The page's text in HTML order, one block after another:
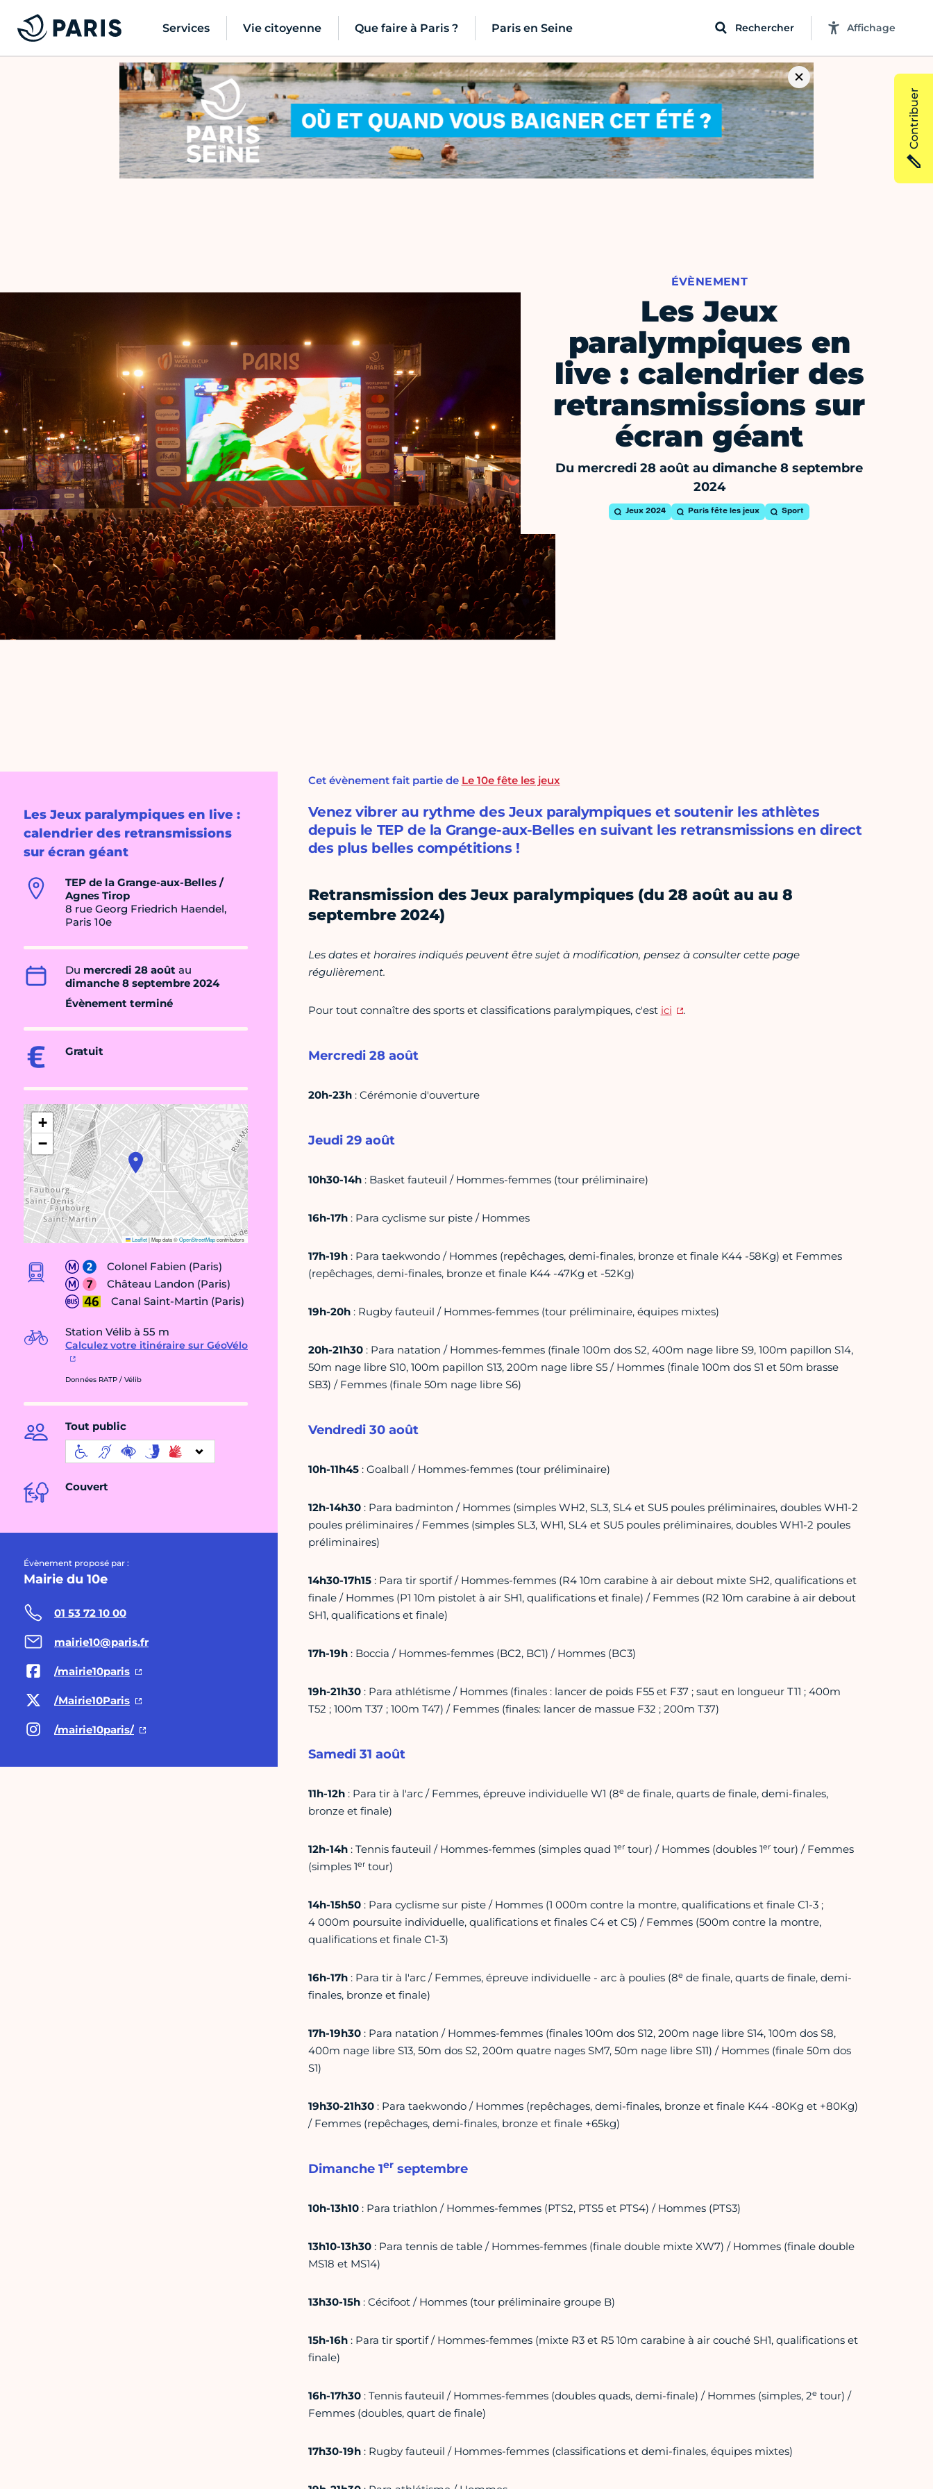
Services Vie citoyenne Que faire à Paris ? Paris en Seine Rechercher Affichage
ÉVÈNEMENT
Les Jeux
paralympiques en
live : calendrier des
retransmissions sur
écran géant
Du mercredi 28 août au dimanche 8 septembre
2024
Jeux 2024 Paris fête les jeux Sport
Les Jeux paralympiques en live :
calendrier des retransmissions
sur écran géant
TEP de la Grange-aux-Belles /
Agnes Tirop
8 rue Georg Friedrich Haendel,
Paris 10e
Du mercredi 28 août au
dimanche 8 septembre 2024
Évènement terminé
Gratuit
+
−
Leaflet|Map data ©OpenStreetMapcontributors
Colonel Fabien (Paris)
Château Landon (Paris)
Canal Saint-Martin (Paris)
Station Vélib à 55 m
Calculez votre itinéraire sur GéoVélo
Données RATP / Vélib
Tout public
Couvert
Évènement proposé par :
Mairie du 10e
01 53 72 10 00
mairie10@paris.fr
/mairie10paris
/Mairie10Paris
/mairie10paris/
Cet évènement fait partie de Le 10e fête les jeux
Venez vibrer au rythme des Jeux paralympiques et soutenir les athlètes
depuis le TEP de la Grange-aux-Belles en suivant les retransmissions en direct
des plus belles compétitions !
Retransmission des Jeux paralympiques (du 28 août au au 8
septembre 2024)
Les dates et horaires indiqués peuvent être sujet à modification, pensez à consulter cette page
régulièrement.
Pour tout connaître des sports et classifications paralympiques, c'est ici .
Mercredi 28 août
20h-23h: Cérémonie d'ouverture
Jeudi 29 août
10h30-14h: Basket fauteuil / Hommes-femmes (tour préliminaire)
16h-17h: Para cyclisme sur piste / Hommes
17h-19h: Para taekwondo / Hommes (repêchages, demi-finales, bronze et finale K44 -58Kg) et Femmes
(repêchages, demi-finales, bronze et finale K44 -47Kg et -52Kg)
19h-20h: Rugby fauteuil / Hommes-femmes (tour préliminaire, équipes mixtes)
20h-21h30: Para natation / Hommes-femmes (finale 100m dos S2, 400m nage libre S9, 100m papillon S14,
50m nage libre S10, 100m papillon S13, 200m nage libre S5 / Hommes (finale 100m dos S1 et 50m brasse
SB3) / Femmes (finale 50m nage libre S6)
Vendredi 30 août
10h-11h45: Goalball / Hommes-femmes (tour préliminaire)
12h-14h30: Para badminton / Hommes (simples WH2, SL3, SL4 et SU5 poules préliminaires, doubles WH1-2
poules préliminaires / Femmes (simples SL3, WH1, SL4 et SU5 poules préliminaires, doubles WH1-2 poules
préliminaires)
14h30-17h15 : Para tir sportif / Hommes-femmes (R4 10m carabine à air debout mixte SH2, qualifications et
finale / Hommes (P1 10m pistolet à air SH1, qualifications et finale) / Femmes (R2 10m carabine à air debout
SH1, qualifications et finale)
17h-19h: Boccia / Hommes-femmes (BC2, BC1) / Hommes (BC3)
19h-21h30: Para athlétisme / Hommes (finales : lancer de poids F55 et F37 ; saut en longueur T11 ; 400m
T52 ; 100m T37 ; 100m T47) / Femmes (finales: lancer de massue F32 ; 200m T37)
Samedi 31 août
11h-12h: Para tir à l'arc / Femmes, épreuve individuelle W1 (8e de finale, quarts de finale, demi-finales,
bronze et finale)
12h-14h: Tennis fauteuil / Hommes-femmes (simples quad 1ertour) / Hommes (doubles 1ertour) / Femmes
(simples 1ertour)
14h-15h50: Para cyclisme sur piste / Hommes (1 000m contre la montre, qualifications et finale C1-3 ;
4 000m poursuite individuelle, qualifications et finales C4 et C5) / Femmes (500m contre la montre,
qualifications et finale C1-3)
16h-17h: Para tir à l'arc / Femmes, épreuve individuelle - arc à poulies (8e de finale, quarts de finale, demi-
finales, bronze et finale)
17h-19h30: Para natation / Hommes-femmes (finales 100m dos S12, 200m nage libre S14, 100m dos S8,
400m nage libre S13, 50m dos S2, 200m quatre nages SM7, 50m nage libre S11) / Hommes (finale 50m dos
S1)
19h30-21h30: Para taekwondo / Hommes (repêchages, demi-finales, bronze et finale K44 -80Kg et +80Kg)
/ Femmes (repêchages, demi-finales, bronze et finale +65kg)
Dimanche 1erseptembre
10h-13h10: Para triathlon / Hommes-femmes (PTS2, PTS5 et PTS4) / Hommes (PTS3)
13h10-13h30: Para tennis de table / Hommes-femmes (finale double mixte XW7) / Hommes (finale double
MS18 et MS14)
13h30-15h: Cécifoot / Hommes (tour préliminaire groupe B)
15h-16h: Para tir sportif / Hommes-femmes (mixte R3 et R5 10m carabine à air couché SH1, qualifications et
finale)
16h-17h30: Tennis fauteuil / Hommes-femmes (doubles quads, demi-finale) / Hommes (simples, 2e tour) /
Femmes (doubles, quart de finale)
17h30-19h : Rugby fauteuil / Hommes-femmes (classifications et demi-finales, équipes mixtes)
Contribuer